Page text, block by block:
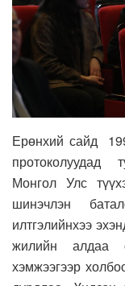
Ерөнхий сайд
протоколуудад
Монгол Улс
шинэчлэн
илтгэлийнхээ
жилийн алдаа
хэмжээгээр